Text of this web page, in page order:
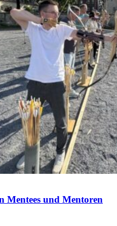
Mentees und Mentoren